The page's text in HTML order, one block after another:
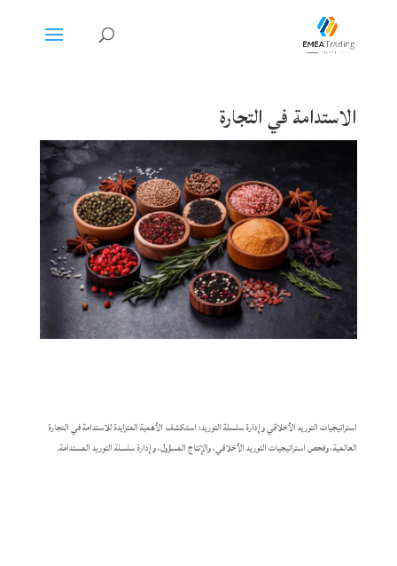
الاستدامة في التجارة
استراتيجيات التوريد الأخلاقي وإدارة سلسلة التوريد: استكشف الأهمية المتزايدة للاستدامة في التجارة
العالمية، وفحص استراتيجيات التوريد الأخلاقي، والإنتاج المسؤول، وإدارة سلسلة التوريد المستدامة.